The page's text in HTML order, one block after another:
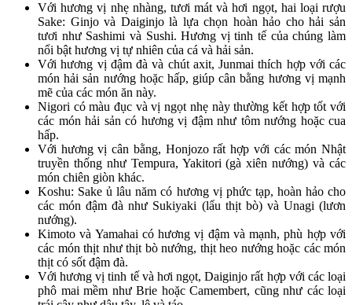
Với hương vị nhẹ nhàng, tươi mát và hơi ngọt, hai loại rượu
Sake: Ginjo và Daiginjo là lựa chọn hoàn hảo cho hải sản
tươi như Sashimi và Sushi. Hương vị tinh tế của chúng làm
nổi bật hương vị tự nhiên của cá và hải sản.
Với hương vị đậm đà và chút axit, Junmai thích hợp với các
món hải sản nướng hoặc hấp, giúp cân bằng hương vị mạnh
mẽ của các món ăn này.
Nigori có màu đục và vị ngọt nhẹ này thường kết hợp tốt với
các món hải sản có hương vị đậm như tôm nướng hoặc cua
hấp.
Với hương vị cân bằng, Honjozo rất hợp với các món Nhật
truyền thống như Tempura, Yakitori (gà xiên nướng) và các
món chiên giòn khác.
Koshu: Sake ủ lâu năm có hương vị phức tạp, hoàn hảo cho
các món đậm đà như Sukiyaki (lẩu thịt bò) và Unagi (lươn
nướng).
Kimoto và Yamahai có hương vị đậm và mạnh, phù hợp với
các món thịt như thịt bò nướng, thịt heo nướng hoặc các món
thịt có sốt đậm đà.
Với hương vị tinh tế và hơi ngọt, Daiginjo rất hợp với các loại
phô mai mềm như Brie hoặc Camembert, cũng như các loại